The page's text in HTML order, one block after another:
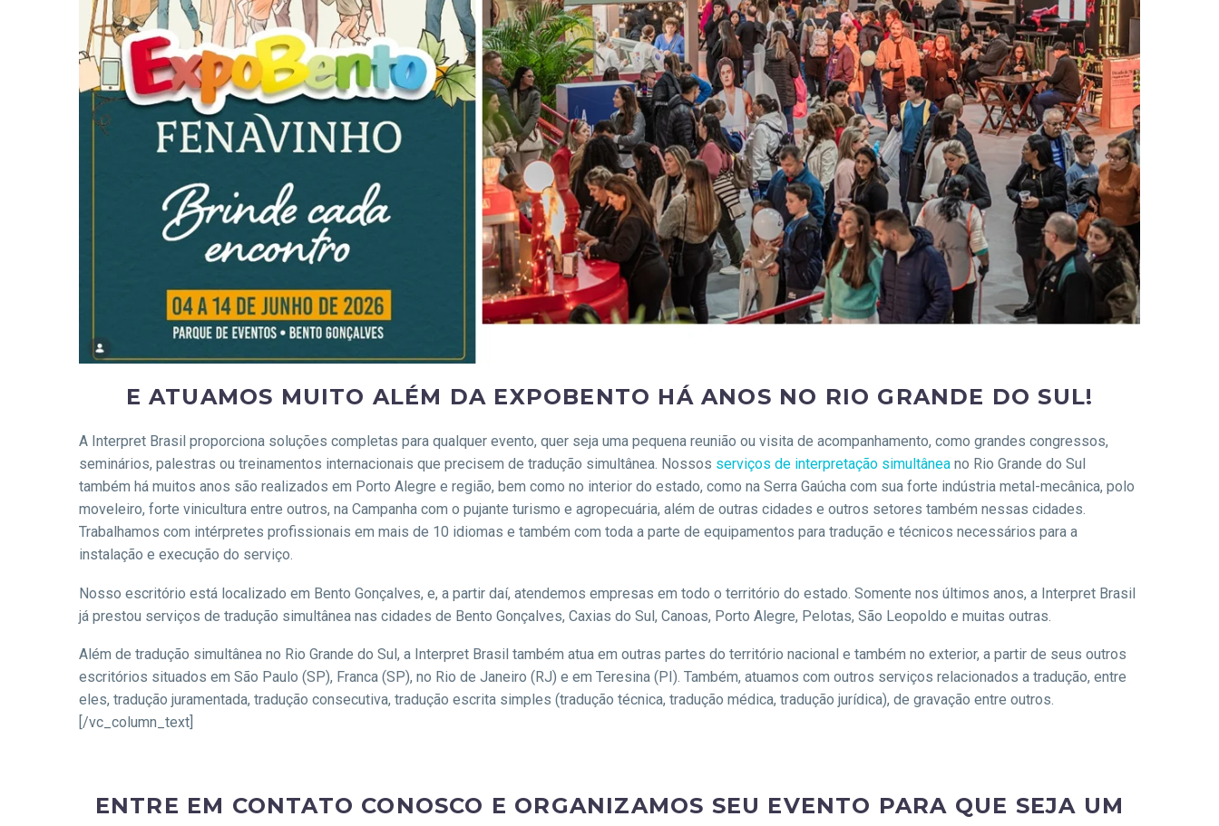
E ATUAMOS MUITO ALÉM DA EXPOBENTO HÁ ANOS NO RIO GRANDE DO SUL!
A Interpret Brasil proporciona soluções completas para qualquer evento, quer seja uma pequena reunião ou visita de acompanhamento, como grandes congressos,
seminários, palestras ou treinamentos internacionais que precisem de tradução simultânea. Nossos serviços de interpretação simultânea no Rio Grande do Sul
também há muitos anos são realizados em Porto Alegre e região, bem como no interior do estado, como na Serra Gaúcha com sua forte indústria metal-mecânica, polo
moveleiro, forte vinicultura entre outros, na Campanha com o pujante turismo e agropecuária, além de outras cidades e outros setores também nessas cidades.
Trabalhamos com intérpretes profissionais em mais de 10 idiomas e também com toda a parte de equipamentos para tradução e técnicos necessários para a
instalação e execução do serviço.
Nosso escritório está localizado em Bento Gonçalves, e, a partir daí, atendemos empresas em todo o território do estado. Somente nos últimos anos, a Interpret Brasil
já prestou serviços de tradução simultânea nas cidades de Bento Gonçalves, Caxias do Sul, Canoas, Porto Alegre, Pelotas, São Leopoldo e muitas outras.
Além de tradução simultânea no Rio Grande do Sul, a Interpret Brasil também atua em outras partes do território nacional e também no exterior, a partir de seus outros
escritórios situados em São Paulo (SP), Franca (SP), no Rio de Janeiro (RJ) e em Teresina (PI). Também, atuamos com outros serviços relacionados a tradução, entre
eles, tradução juramentada, tradução consecutiva, tradução escrita simples (tradução técnica, tradução médica, tradução jurídica), de gravação entre outros.
[/vc_column_text]
ENTRE EM CONTATO CONOSCO E ORGANIZAMOS SEU EVENTO PARA QUE SEJA UM